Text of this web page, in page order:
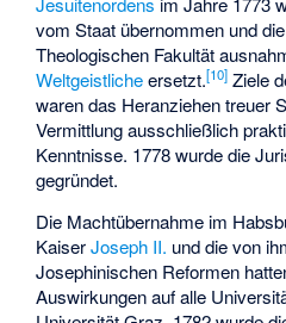
vom Staat übernommen und
Theologischen Fakultät
Weltgeistlicheersetzt.[10] Ziele
waren das Heranziehen treuer
Vermittlung ausschließlich
Kenntnisse. 1778 wurde die
gegründet.
Die Machtübernahme im
KaiserJoseph II. und die von
Josephinischen Reformen
Auswirkungen auf alle